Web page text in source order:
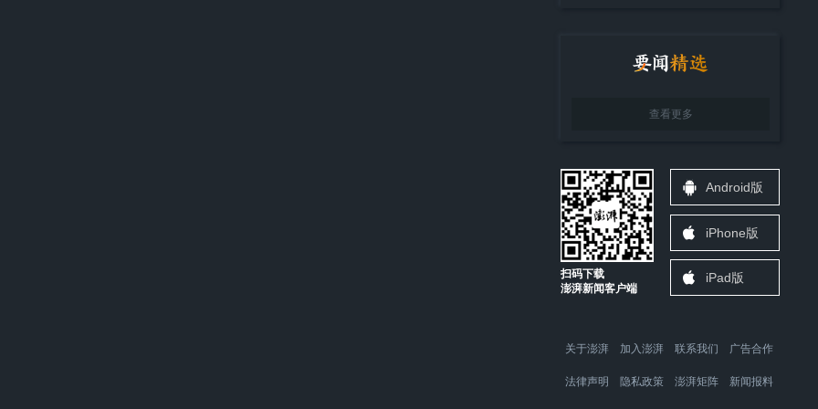
查看更多
扫码下载
澎湃新闻客户端
Android版
iPhone版
iPad版
关于澎湃 加入澎湃 联系我们 广告合作
法律声明 隐私政策 澎湃矩阵 新闻报料